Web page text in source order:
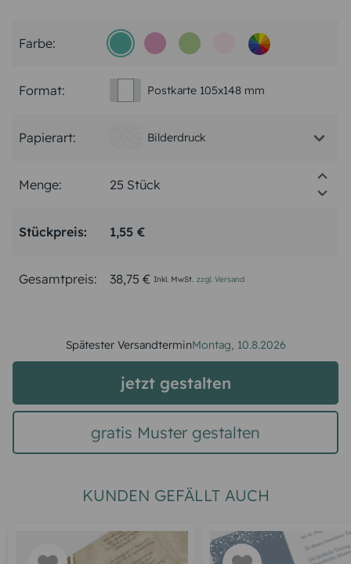
Farbe:
Format: Postkarte 105x148 mm
Papierart: Bilderdruck
Menge:
Stückpreis: 1,55 €
Gesamtpreis: 38,75 € Inkl. MwSt. zzgl. Versand
Spätester VersandterminMontag, 10.8.2026
jetzt gestalten
gratis Muster gestalten
KUNDEN GEFÄLLT AUCH